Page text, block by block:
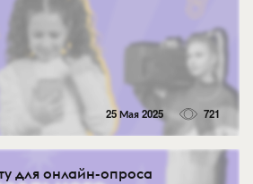
25 Мая 2025 721
для онлайн-опроса